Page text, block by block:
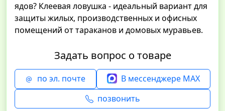
ядов? Клеевая ловушка - идеальный вариант для
защиты жилых, производственных и офисных
помещений от тараканов и домовых муравьев.
Задать вопрос о товаре
по эл. почте
В мессенджере MAX
позвонить